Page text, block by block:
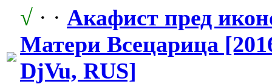
√ · · Акафист пред
Матери Всецарица
DjVu, RUS]